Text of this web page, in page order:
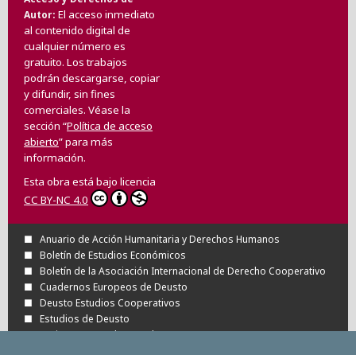
Autor El acceso inmediato
al contenido digital de
cualquier número es
gratuito. Los trabajos
podrán descargarse, copiar
y difundir, sin fines
comerciales. Véase la
sección “Política de acceso
abierto” para más
información.
Esta obra está bajo licencia
CC BY-NC 4.0
Anuario de Acción Humanitaria y Derechos Humanos
Boletín de Estudios Económicos
Boletín de la Asociación Internacional de Derecho Cooperativo
Cuadernos Europeos de Deusto
Deusto Estudios Cooperativos
Estudios de Deusto
Revista Deusto de Derechos Humanos